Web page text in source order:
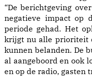
“De berichtgeving
negatieve impact op
periode gehad. Het
krijgt nu alle prioriteit
kunnen belanden. De
al aangeboord en ook
en op de radio, gasten